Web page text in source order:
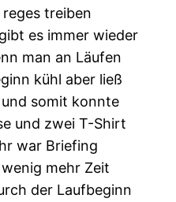
treiben
es immer wieder
man an Läufen
kühl aber ließ
somit konnte
und zwei T-Shirt
war Briefing
mehr Zeit
der Laufbeginn